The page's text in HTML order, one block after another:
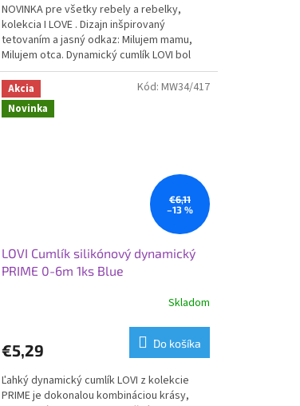
NOVINKA pre všetky rebely a rebelky,
kolekcia I LOVE . Dizajn inšpirovaný
tetovaním a jasný odkaz: Milujem mamu,
Milujem otca. Dynamický cumlík LOVI bol
vytvorený v spolupráci s...
Akcia
Novinka
€6,11
–13 %
LOVI Cumlík silikónový dynamický
PRIME 0-6m 1ks Blue
Skladom
€5,29 Do košíka
Ľahký dynamický cumlík LOVI z kolekcie
PRIME je dokonalou kombináciou krásy,
Kód: MW34/417